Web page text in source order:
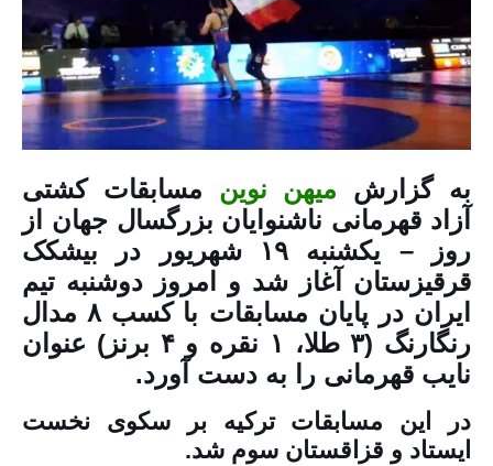
به گزارش میهن نوین مسابقات کشتی
آزاد قهرمانی ناشنوایان بزرگسال جهان از
روز – یکشنبه ۱۹ شهریور در بیشکک
قرقیزستان آغاز شد و امروز دوشنبه تیم
ایران در پایان مسابقات با کسب ۸ مدال
رنگارنگ (۳ طلا، ۱ نقره و ۴ برنز) عنوان
نایب قهرمانی را به دست آورد.
در این مسابقات ترکیه بر سکوی نخست
ایستاد و قزاقستان سوم شد.